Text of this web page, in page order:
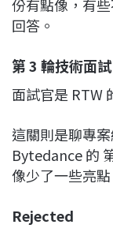
份有點像，有
回答。
第 3 輪技術面試
面試官是 RTW
這關則是聊專
Bytedance 的
像少了一些亮
Rejected